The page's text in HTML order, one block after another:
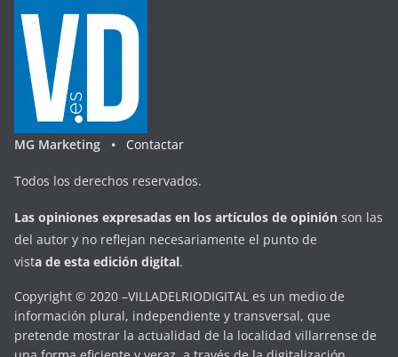
MG Marketing • Contactar
Todos los derechos reservados.
Las opiniones expresadas en los artículos de opinión son las
del autor y no reflejan necesariamente el punto de
vista de esta edición digital.
Copyright © 2020 –VILLADELRIODIGITAL es un medio de
información plural, independiente y transversal, que
pretende mostrar la actualidad de la localidad villarrense de